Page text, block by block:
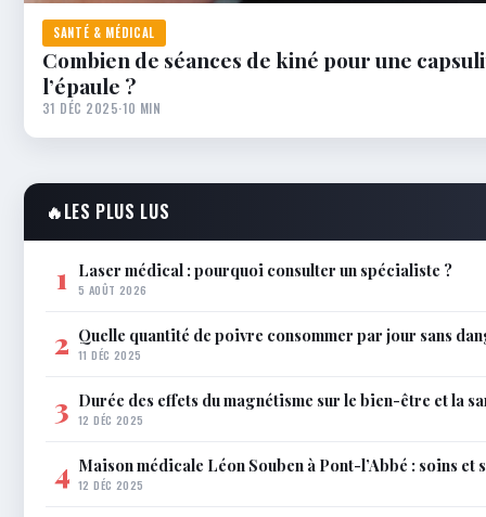
SANTÉ & MÉDICAL
Combien de séances de kiné pour une
l’épaule ?
31 DÉC 2025·10 MIN
🔥LES PLUS LUS
1 Laser médical : pourquoi consulter un spécialiste ?
5 AOÛT 2026
2 Quelle quantité de poivre consommer par jour sans
11 DÉC 2025
3 Durée des effets du magnétisme sur le bien-être et la
12 DÉC 2025
4 Maison médicale Léon Souben à Pont-l’Abbé : soins et
12 DÉC 2025